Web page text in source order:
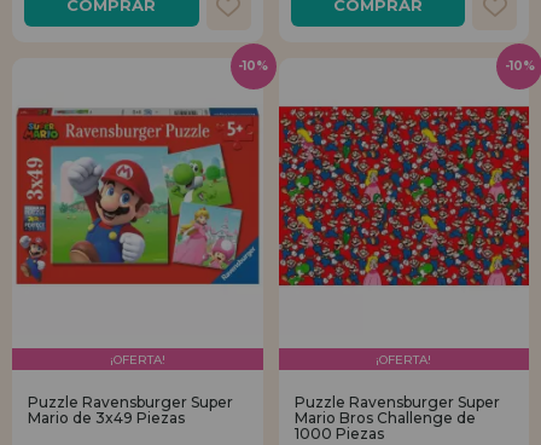
COMPRAR COMPRAR
¡OFERTA!
Puzzle Ravensburger Super
Mario de 3x49 Piezas
-10%
¡OFERTA!
Puzzle Ravensburger Super
Mario Bros Challenge de
1000 Piezas
-10%